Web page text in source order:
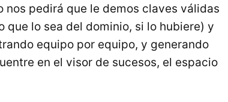
nos pedirá que le demos claves válidas
lo sea del dominio, si lo hubiere) y
equipo por equipo, y generando
en el visor de sucesos, el espacio